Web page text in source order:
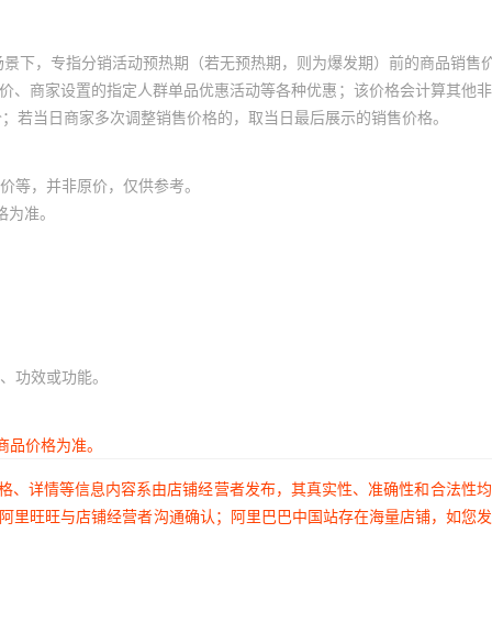
下，专指分销活动预热期（若无预热期，则为爆发期）前的商品销售
商家设置的指定人群单品优惠活动等各种优惠；该价格会计算其他
当日商家多次调整销售价格的，取当日最后展示的销售价格。
等，并非原价，仅供参考。
准。
功效或功能。
价格为准。
详情等信息内容系由店铺经营者发布，其真实性、准确性和合法性
旺旺与店铺经营者沟通确认；阿里巴巴中国站存在海量店铺，如您